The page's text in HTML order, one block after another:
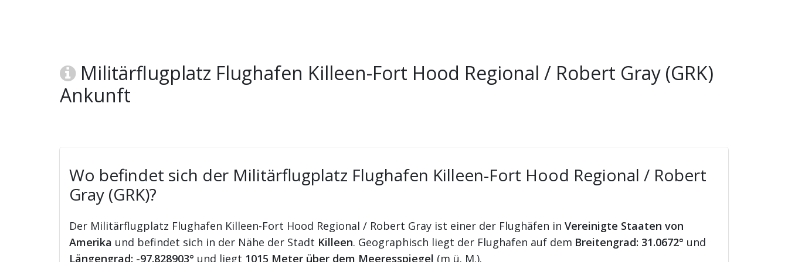
Militärflugplatz Flughafen Killeen-Fort Hood Regional / Robert Gray (GRK)
Ankunft
Wo befindet sich der Militärflugplatz Flughafen Killeen-Fort Hood Regional / Robert
Gray (GRK)?
Der Militärflugplatz Flughafen Killeen-Fort Hood Regional / Robert Gray ist einer der Flughäfen in Vereinigte Staaten von
Amerika und befindet sich in der Nähe der Stadt Killeen. Geographisch liegt der Flughafen auf dem Breitengrad: 31.0672° und
Längengrad: -97.828903° und liegt 1015 Meter über dem Meeresspiegel (m ü. M.).